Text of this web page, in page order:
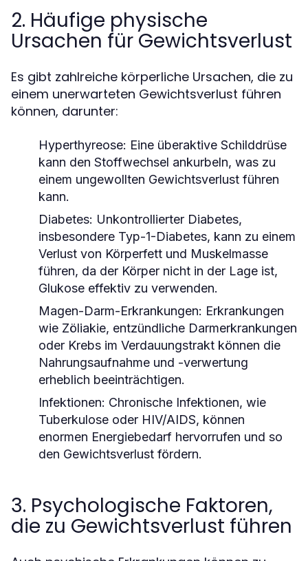
2. Häufige physische
Ursachen für Gewichtsverlust
Es gibt zahlreiche körperliche Ursachen, die zu
einem unerwarteten Gewichtsverlust führen
können, darunter:
Hyperthyreose: Eine überaktive Schilddrüse
kann den Stoffwechsel ankurbeln, was zu
einem ungewollten Gewichtsverlust führen
kann.
Diabetes: Unkontrollierter Diabetes,
insbesondere Typ-1-Diabetes, kann zu einem
Verlust von Körperfett und Muskelmasse
führen, da der Körper nicht in der Lage ist,
Glukose effektiv zu verwenden.
Magen-Darm-Erkrankungen: Erkrankungen
wie Zöliakie, entzündliche Darmerkrankungen
oder Krebs im Verdauungstrakt können die
Nahrungsaufnahme und -verwertung
erheblich beeinträchtigen.
Infektionen: Chronische Infektionen, wie
Tuberkulose oder HIV/AIDS, können
enormen Energiebedarf hervorrufen und so
den Gewichtsverlust fördern.
3. Psychologische Faktoren,
die zu Gewichtsverlust führen